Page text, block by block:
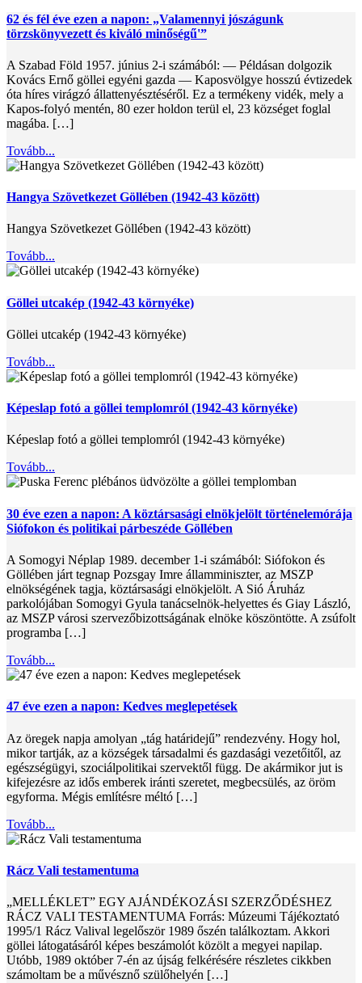
62 és fél éve ezen a napon: „Valamennyi jószágunk
törzskönyvezett és kiváló minőségű'”
A Szabad Föld 1957. június 2-i számából: — Példásan dolgozik
Kovács Ernő göllei egyéni gazda — Kaposvölgye hosszú évtizedek
óta híres virágzó állattenyésztéséről. Ez a termékeny vidék, mely a
Kapos-folyó mentén, 80 ezer holdon terül el, 23 községet foglal
magába. […]
Tovább...
Hangya Szövetkezet Göllében (1942-43 között)
Hangya Szövetkezet Göllében (1942-43 között)
Tovább...
Göllei utcakép (1942-43 környéke)
Göllei utcakép (1942-43 környéke)
Tovább...
Képeslap fotó a göllei templomról (1942-43 környéke)
Képeslap fotó a göllei templomról (1942-43 környéke)
Tovább...
30 éve ezen a napon: A köztársasági elnökjelölt történelemórája
Siófokon és politikai párbeszéde Göllében
A Somogyi Néplap 1989. december 1-i számából: Siófokon és
Göllében járt tegnap Pozsgay Imre államminiszter, az MSZP
elnökségének tagja, köztársasági elnökjelölt. A Sió Áruház
parkolójában Somogyi Gyula tanácselnök-helyettes és Giay László,
az MSZP városi szervezőbizottságának elnöke köszöntötte. A zsúfolt
programba […]
Tovább...
47 éve ezen a napon: Kedves meglepetések
Az öregek napja amolyan „tág határidejű” rendezvény. Hogy hol,
mikor tartják, az a községek társadalmi és gazdasági vezetőitől, az
egészségügyi, szociálpolitikai szervektől függ. De akármikor jut is
kifejezésre az idős emberek iránti szeretet, megbecsülés, az öröm
egyforma. Mégis említésre méltó […]
Tovább...
Rácz Vali testamentuma
„MELLÉKLET” EGY AJÁNDÉKOZÁSI SZERZŐDÉSHEZ
RÁCZ VALI TESTAMENTUMA Forrás: Múzeumi Tájékoztató
1995/1 Rácz Valival legelőször 1989 őszén találkoztam. Akkori
göllei látogatá­sáról képes beszámolót közölt a megyei napilap.
Utóbb, 1989 október 7-én az újság felkérésére részletes cikkben
számoltam be a művésznő szülőhelyén […]